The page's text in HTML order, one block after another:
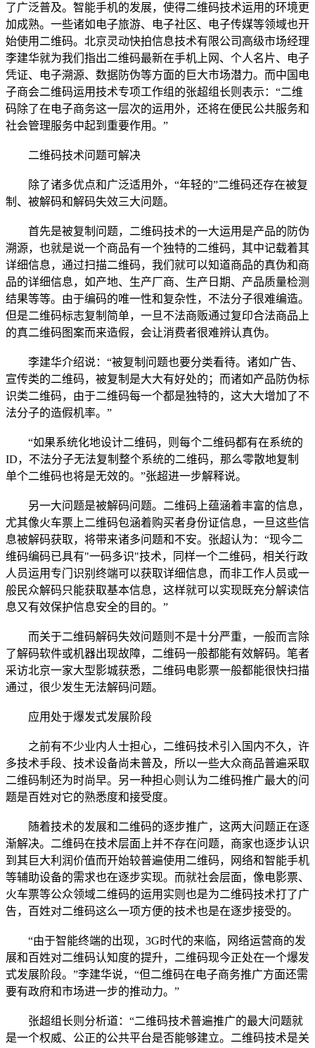
了广泛普及。智能手机的发展，使得二维码技术运用的环境更
加成熟。一些诸如电子旅游、电子社区、电子传媒等领域也开
始使用二维码。北京灵动快拍信息技术有限公司高级市场经理
李建华就为我们指出二维码最新在手机上网、个人名片、电子
凭证、电子溯源、数据防伪等方面的巨大市场潜力。而中国电
子商会二维码运用技术专项工作组的张超组长则表示：“二维
码除了在电子商务这一层次的运用外，还将在便民公共服务和
社会管理服务中起到重要作用。”
二维码技术问题可解决
除了诸多优点和广泛适用外，“年轻的”二维码还存在被复
制、被解码和解码失效三大问题。
首先是被复制问题，二维码技术的一大运用是产品的防伪
溯源，也就是说一个商品有一个独特的二维码，其中记载着其
详细信息，通过扫描二维码，我们就可以知道商品的真伪和商
品的详细信息，如产地、生产厂商、生产日期、产品质量检测
结果等等。由于编码的唯一性和复杂性，不法分子很难编造。
但是二维码标志复制简单，一旦不法商贩通过复印合法商品上
的真二维码图案而来造假，会让消费者很难辨认真伪。
李建华介绍说：“被复制问题也要分类看待。诸如广告、
宣传类的二维码，被复制是大大有好处的；而诸如产品防伪标
识类二维码，由于二维码每一个都是独特的，这大大增加了不
法分子的造假机率。”
“如果系统化地设计二维码，则每个二维码都有在系统的
ID，不法分子无法复制整个系统的二维码，那么零散地复制
单个二维码也将是无效的。”张超进一步解释说。
另一大问题是被解码问题。二维码上蕴涵着丰富的信息，
尤其像火车票上二维码包涵着购买者身份证信息，一旦这些信
息被解码获取，将带来诸多问题和不安。张超认为：“现今二
维码编码已具有"一码多识"技术，同样一个二维码，相关行政
人员运用专门识别终端可以获取详细信息，而非工作人员或一
般民众解码只能获取基本信息，这样就可以实现既充分解读信
息又有效保护信息安全的目的。”
而关于二维码解码失效问题则不是十分严重，一般而言除
了解码软件或机器出现故障，二维码一般都能有效解码。笔者
采访北京一家大型影城获悉，二维码电影票一般都能很快扫描
通过，很少发生无法解码问题。
应用处于爆发式发展阶段
之前有不少业内人士担心，二维码技术引入国内不久，许
多技术手段、技术设备尚未普及，所以一些大众商品普遍采取
二维码制还为时尚早。另一种担心则认为二维码推广最大的问
题是百姓对它的熟悉度和接受度。
随着技术的发展和二维码的逐步推广，这两大问题正在逐
渐解决。二维码在技术层面上并不存在问题，商家也逐步认识
到其巨大利润价值而开始较普遍使用二维码，网络和智能手机
等辅助设备的需求也在逐步实现。而就社会层面，像电影票、
火车票等公众领域二维码的运用实则也是为二维码技术打了广
告，百姓对二维码这么一项方便的技术也是在逐步接受的。
“由于智能终端的出现，3G时代的来临，网络运营商的发
展和百姓对二维码认知度的提升，二维码现今正处在一个爆发
式发展阶段。”李建华说，“但二维码在电子商务推广方面还需
要有政府和市场进一步的推动力。”
张超组长则分析道：“二维码技术普遍推广的最大问题就
是一个权威、公正的公共平台是否能够建立。二维码技术是关